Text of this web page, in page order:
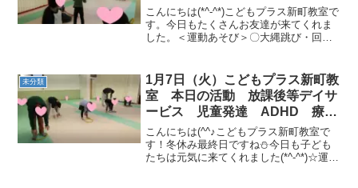
発達障がい
こんにちは(*^-^*)こどもプラス新町教室で
す。今日もたくさんお友達が来てくれま
した。＜運動あそび＞〇大縄跳び・回転
ープジャンプ→カニ歩き→ジグザクジャ
ンプ→くねくね...
未分類
1月7日（火）こどもプラス新町教
室 本日の活動 放課後等デイサ
ービス 児童発達 ADHD 療
育 発達障がい
こんにちは(^^♪こどもプラス新町教室で
す！冬休み最終日ですね⛄今日も子ども
たちは元気に来てくれました(*^-^*)☆運動